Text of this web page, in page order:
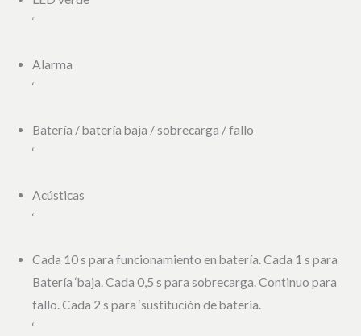
‘
Alarma
‘
Batería / batería baja / sobrecarga / fallo
‘
Acústicas
‘
Cada 10 s para funcionamiento en batería. Cada 1 s para
Batería ‘baja. Cada 0,5 s para sobrecarga. Continuo para
fallo. Cada 2 s para ‘sustitución de bateria.
‘